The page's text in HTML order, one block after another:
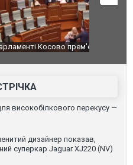
закидали яйцями
Приїхав
до
зіркового
високобілкового перекусу —
дизайнер показав,
суперкар Jaguar XJ220 (NV)